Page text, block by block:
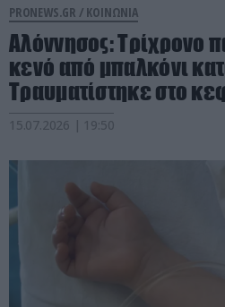
PRONEWS.GR / ΚΟΙΝΩΝΙΑ
Αλόννησος: Tρίχρονο
κενό από μπαλκόνι
Τραυματίστηκε στο
15.07.2026 | 19:50